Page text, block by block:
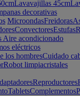
Lavavajillas 45cm
decorativas
MicroondasFreidoras
ConvectoresEstufas
Aire acondicionado
eléctricos
los hombresCuidado
Robot limpiacristales
Reproductores
TabletsComplementos